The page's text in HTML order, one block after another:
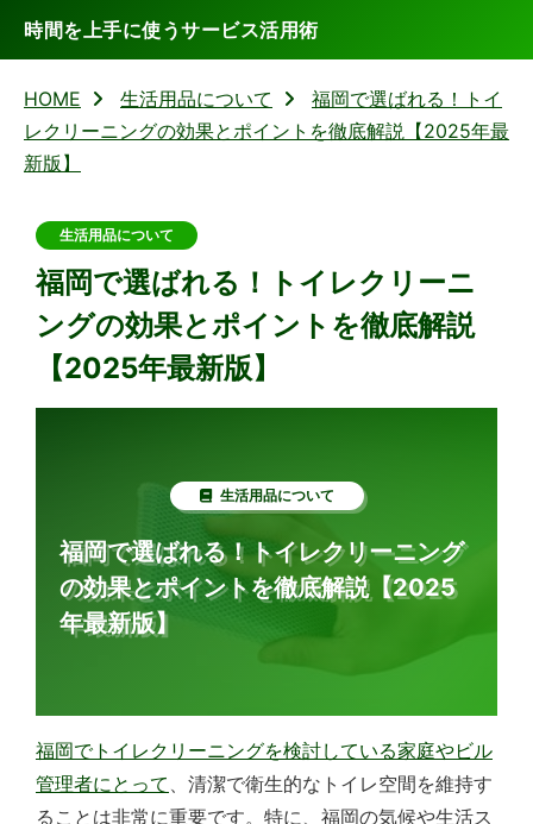
時間を上手に使うサービス活用術
HOME 生活用品について
福岡で選ばれる！トイ
レクリーニングの効果とポイントを徹底解説【2025年最
新版】
生活用品について
福岡で選ばれる！トイレクリーニ
ングの効果とポイントを徹底解説
【2025年最新版】
生活用品について
福岡で選ばれる！トイレクリーニング
の効果とポイントを徹底解説【2025
年最新版】
福岡でトイレクリーニングを検討している家庭やビル
管理者にとって 、清潔で衛生的なトイレ空間を維持す
ることは非常に重要です。特に、福岡の気候や生活ス